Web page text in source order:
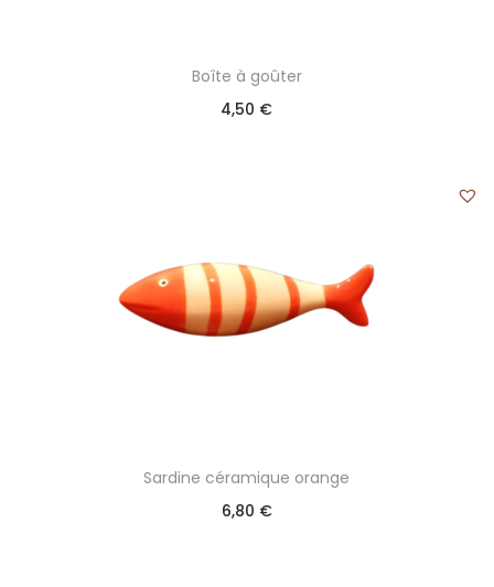
Boîte à goûter
4,50 €
Sardine céramique orange
6,80 €